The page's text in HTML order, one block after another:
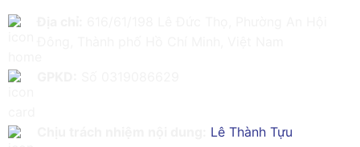
Lê Thành Tựu